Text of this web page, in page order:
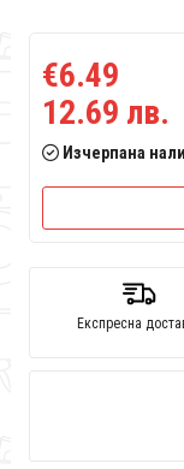
€6.49
12.69 лв.
Изчерпана
Експресна